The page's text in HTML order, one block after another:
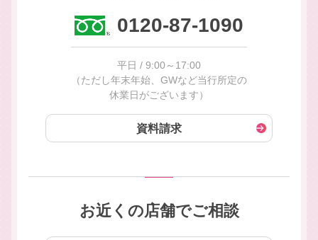
0120-87-1090
平日 / 9:00～17:00
（ただし年末年始、GWなど当行所定の
休業日がございます）
資料請求
お近くの店舗でご相談